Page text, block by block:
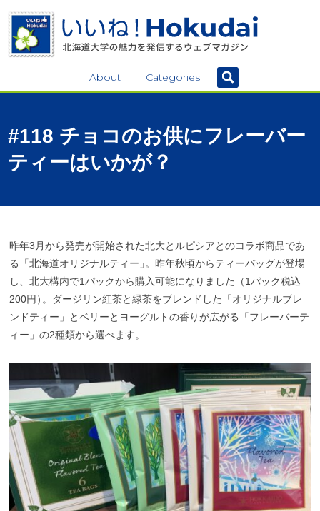
About Categories
#118 チョコのお供にフレーバー
ティーはいかが？
昨年3月から発売が開始された北大とルピシアとのコラボ商品であ
る「北海道オリジナルティー 」。昨年秋頃からティーバッグが登場
し、北大構内で1パックから購入可能になりました（1パック税込
200円 ） 。ダージリン紅茶と緑茶をブレンドした「オリジナルブレ
ンドティー」とベリーとヨーグルトの香りが広がる「フレーバーテ
ィー」の2種類から選べます。